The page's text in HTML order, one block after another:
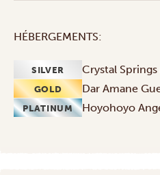
HÉBERGEMENTS:
SILVER Crystal
GOLD Dar Amane
PLATINUM Hoyohoyo